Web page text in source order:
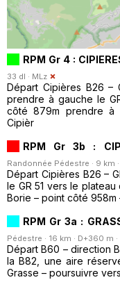
RPM Gr 4 :
33 dl · MLz
Départ Cipières B26 –
prendre à gauche le
côté 879m prendre à
Cipièr
RPM Gr 3b :
Randonnée Pédestre · 9 km
Départ Cipières B26 –
le GR 51 vers le
Borie – point côté 958m
RPM Gr 3a :
Pédestre · 16 km · D+360 m
Départ B60 – direction
la B82, une aire
Grasse – poursuivre